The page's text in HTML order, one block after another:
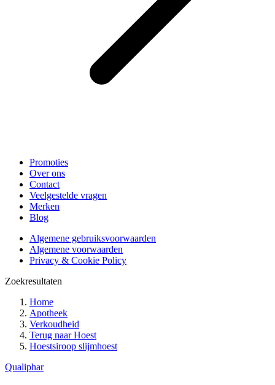
Promoties
Over ons
Contact
Veelgestelde vragen
Merken
Blog
Algemene gebruiksvoorwaarden
Algemene voorwaarden
Privacy & Cookie Policy
Zoekresultaten
Home
Apotheek
Verkoudheid
Terug naar Hoest
Hoestsiroop slijmhoest
Qualiphar